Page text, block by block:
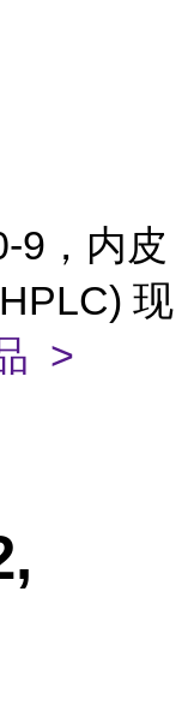
9，内皮
现
>